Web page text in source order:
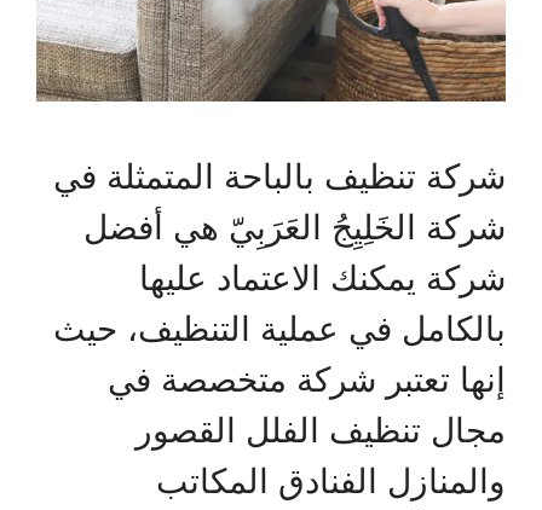
شركة تنظيف بالباحة المتمثلة في
شركة الخَلِيِجُ العَرَبِيّ هي أفضل
شركة يمكنك الاعتماد عليها
بالكامل في عملية التنظيف، حيث
إنها تعتبر شركة متخصصة في
مجال تنظيف الفلل القصور
والمنازل الفنادق المكاتب